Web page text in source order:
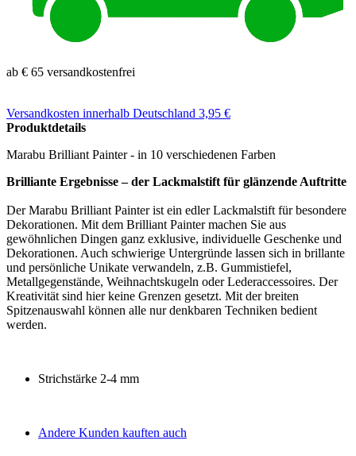
ab € 65 versandkostenfrei
Versandkosten innerhalb Deutschland 3,95 €
Produktdetails
Marabu Brilliant Painter - in 10 verschiedenen Farben
Brilliante Ergebnisse – der Lackmalstift für glänzende Auftritte
Der Marabu Brilliant Painter ist ein edler Lackmalstift für besondere
Dekorationen. Mit dem Brilliant Painter machen Sie aus
gewöhnlichen Dingen ganz exklusive, individuelle Geschenke und
Dekorationen. Auch schwierige Untergründe lassen sich in brillante
und persönliche Unikate verwandeln, z.B. Gummistiefel,
Metallgegenstände, Weihnachtskugeln oder Lederaccessoires. Der
Kreativität sind hier keine Grenzen gesetzt. Mit der breiten
Spitzenauswahl können alle nur denkbaren Techniken bedient
werden.
Strichstärke 2-4 mm
Andere Kunden kauften auch